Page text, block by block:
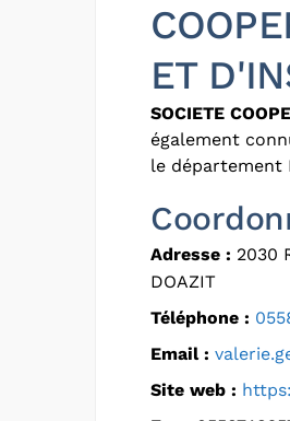
ET
SOCIETE
également
le département
Adresse : 2030
DOAZIT
Téléphone :
Email :
Site web :